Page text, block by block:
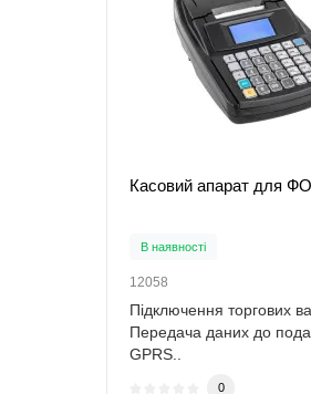
Касовий апарат для
В наявності
12058
Підключення торгових
Передача даних до
GPRS..
0